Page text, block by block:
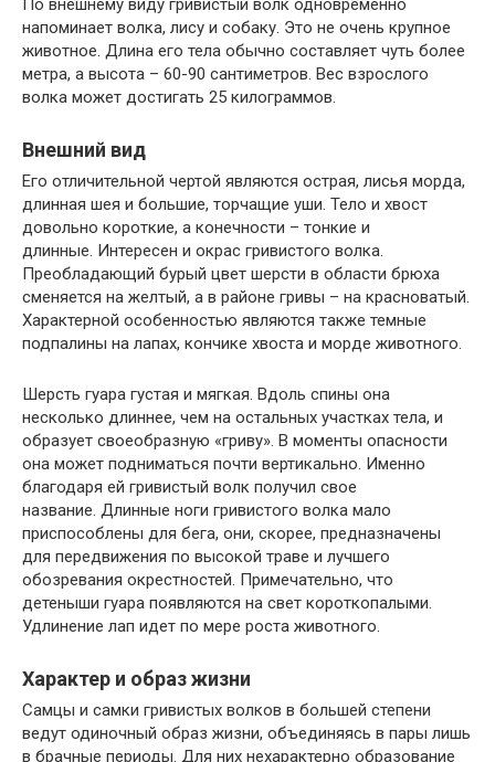
По внешнему виду гривистый волк одновременно
напоминает волка, лису и собаку. Это не очень крупное
животное. Длина его тела обычно составляет чуть более
метра, а высота – 60-90 сантиметров. Вес взрослого
волка может достигать 25 килограммов.
Внешний вид
Его отличительной чертой являются острая, лисья морда,
длинная шея и большие, торчащие уши. Тело и хвост
довольно короткие, а конечности – тонкие и
длинные. Интересен и окрас гривистого волка.
Преобладающий бурый цвет шерсти в области брюха
сменяется на желтый, а в районе гривы – на красноватый.
Характерной особенностью являются также темные
подпалины на лапах, кончике хвоста и морде животного.
Шерсть гуара густая и мягкая. Вдоль спины она
несколько длиннее, чем на остальных участках тела, и
образует своеобразную «гриву». В моменты опасности
она может подниматься почти вертикально. Именно
благодаря ей гривистый волк получил свое
название. Длинные ноги гривистого волка мало
приспособлены для бега, они, скорее, предназначены
для передвижения по высокой траве и лучшего
обозревания окрестностей. Примечательно, что
детеныши гуара появляются на свет короткопалыми.
Удлинение лап идет по мере роста животного.
Характер и образ жизни
Самцы и самки гривистых волков в большей степени
ведут одиночный образ жизни, объединяясь в пары лишь
в брачные периоды. Для них нехарактерно образование